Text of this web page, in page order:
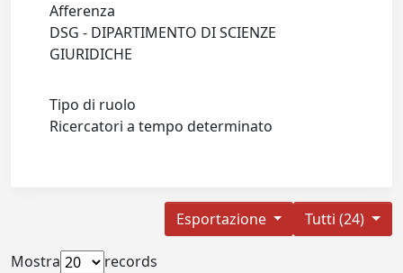
Afferenza
DSG - DIPARTIMENTO DI SCIENZE
GIURIDICHE
Tipo di ruolo
Ricercatori a tempo determinato
Tutti (24)
Esportazione
Mostra
records